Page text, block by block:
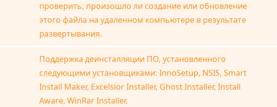
проверить, произошло ли создание или обновление
этого файла на удаленном компьютере в результате
развертывания.
Поддержка деинсталляции ПО, установленного
следующими установщиками: InnoSetup, NSIS, Smart
Install Maker, Excelsior Installer, Ghost Installer, Install
Aware, WinRar Installer.